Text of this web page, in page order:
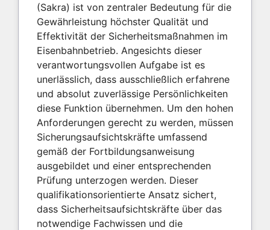
(Sakra) ist von zentraler Bedeutung für die
Gewährleistung höchster Qualität und
Effektivität der Sicherheitsmaßnahmen im
Eisenbahnbetrieb. Angesichts dieser
verantwortungsvollen Aufgabe ist es
unerlässlich, dass ausschließlich erfahrene
und absolut zuverlässige Persönlichkeiten
diese Funktion übernehmen. Um den hohen
Anforderungen gerecht zu werden, müssen
Sicherungsaufsichtskräfte umfassend
gemäß der Fortbildungsanweisung
ausgebildet und einer entsprechenden
Prüfung unterzogen werden. Dieser
qualifikationsorientierte Ansatz sichert,
dass Sicherheitsaufsichtskräfte über das
notwendige Fachwissen und die